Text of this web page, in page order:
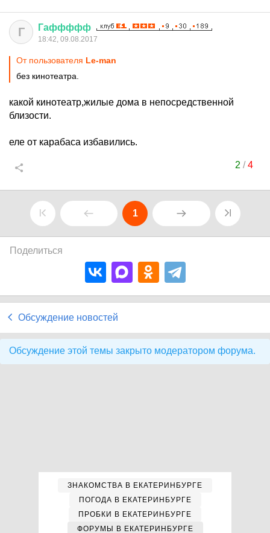
Г Гаффффф
18:42, 09.08.2017
От пользователя Le-man
без кинотеатра.
какой кинотеатр,жилые дома в непосредственной
близости.
еле от карабаса избавились.
2 /4
1
Поделиться
Обсуждение новостей
Обсуждение этой темы закрыто модератором форума.
ЗНАКОМСТВА В ЕКАТЕРИНБУРГЕ
ПОГОДА В ЕКАТЕРИНБУРГЕ
ПРОБКИ В ЕКАТЕРИНБУРГЕ
ФОРУМЫ В ЕКАТЕРИНБУРГЕ